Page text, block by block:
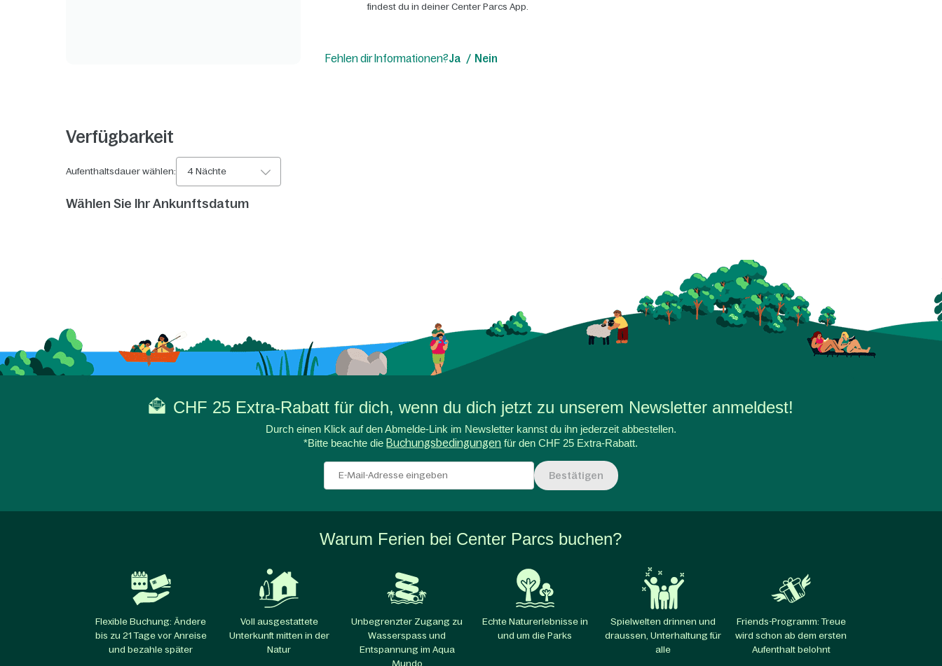
findest du in deiner Center Parcs App.
Fehlen dir Informationen?Ja Nein
Verfügbarkeit
Aufenthaltsdauer wählen: 4 Nächte
Wählen Sie Ihr Ankunftsdatum
CHF 25 Extra-Rabatt für dich, wenn du dich jetzt zu unserem Newsletter anmeldest!
Durch einen Klick auf den Abmelde-Link im Newsletter kannst du ihn jederzeit abbestellen.
*Bitte beachte die Buchungsbedingungen für den CHF 25 Extra-Rabatt.
Bestätigen
Warum Ferien bei Center Parcs buchen?
Flexible Buchung: Ändere
bis zu 21 Tage vor Anreise
und bezahle später
Voll ausgestattete
Unterkunft mitten in der
Natur
Unbegrenzter Zugang zu
Wasserspass und
Entspannung im Aqua
Mundo​
Echte Naturerlebnisse in
und um die Parks​
Spielwelten drinnen und
draussen, Unterhaltung für
alle​
Friends-Programm: Treue
wird schon ab dem ersten
Aufenthalt belohnt​